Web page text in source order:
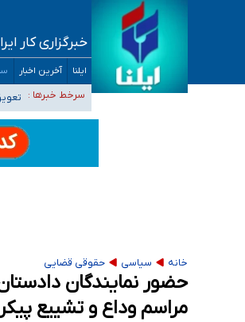
خبرگزاری کار
ایلنا آخرین اخبار
سرخط خبرها :
موضع وزارت بهداشت درباره ظرفیت پزشکی
آخرین وضعیت
هیچ پرستاری
خانه سیاسی حقوقی قضایی
حضور نمایندگان
مراسم وداع و تشییع